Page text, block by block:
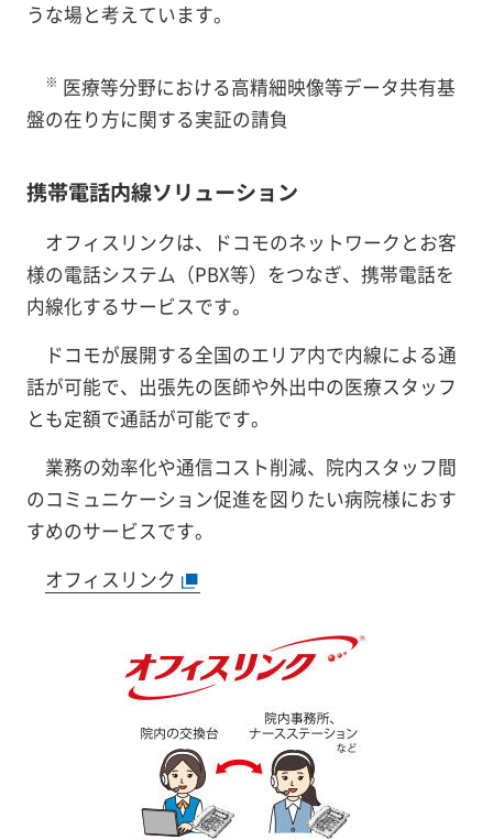
うな場と考えています。
※ 医療等分野における高精細映像等データ共有基
盤の在り方に関する実証の請負
携帯電話内線ソリューション
オフィスリンクは、ドコモのネットワークとお客
様の電話システム（PBX等）をつなぎ、携帯電話を
内線化するサービスです。
ドコモが展開する全国のエリア内で内線による通
話が可能で、出張先の医師や外出中の医療スタッフ
とも定額で通話が可能です。
業務の効率化や通信コスト削減、院内スタッフ間
のコミュニケーション促進を図りたい病院様におす
すめのサービスです。
オフィスリンク